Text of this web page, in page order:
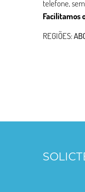
telefone,
Facilitamos
REGIÕES: